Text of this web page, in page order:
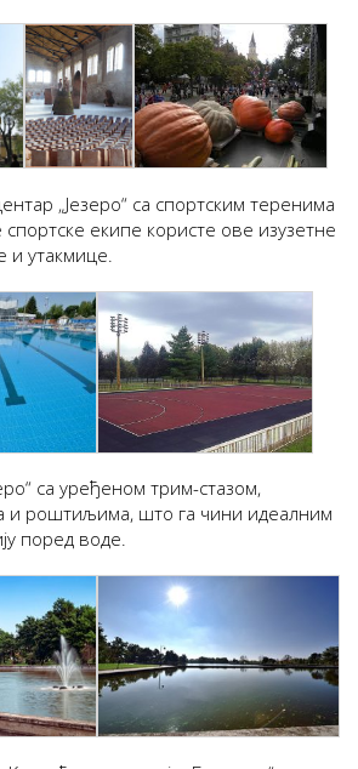
„Језеро“ са спортским теренима
екипе користе ове изузетне
и утакмице.
са уређеном трим-стазом,
и роштиљима, што га чини идеалним
поред воде.